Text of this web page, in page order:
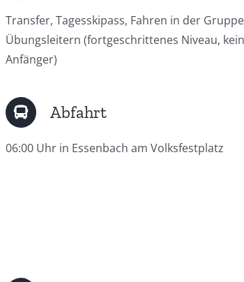
Transfer, Tagesskipass, Fahren in der
Übungsleitern (fortgeschrittenes Niveau,
Anfänger)
Abfahrt
06:00 Uhr in Essenbach am Volksfestplatz